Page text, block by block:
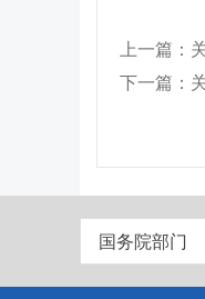
下一篇：
国务院部门